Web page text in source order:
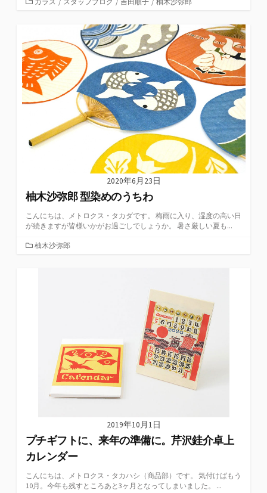
ー
2020年6月23日
柚木沙弥郎 型染めのうちわ
こんにちは、メトロクス・タカダです。 梅雨に入り、湿度の高い日
が続きますが皆様いかがお過ごしでしょうか。 暑さ厳しい夏も...
カ柚木沙弥郎
2019年10月1日
プチギフトに、来年の準備に。芹沢銈介卓上
カレンダー
こんにちは、メトロクス・タカハシ（商品部）です。 気付けばもう
10月。今年も残すところあと3ヶ月となってしまいました。 ...